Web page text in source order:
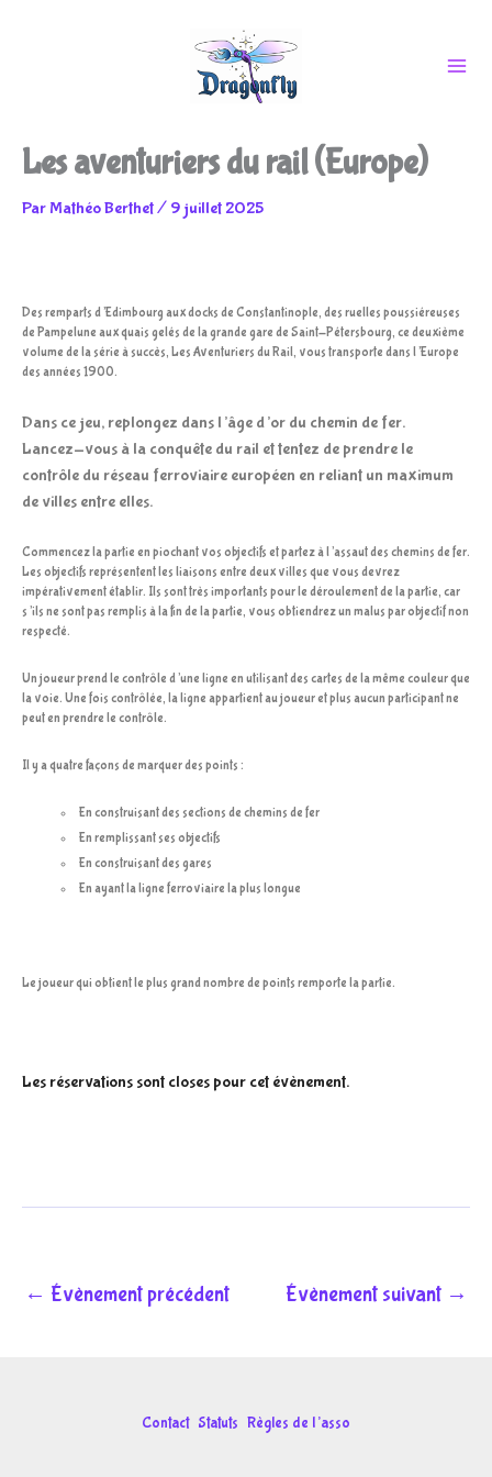
contenu
Les aventuriers du rail (Europe)
Par Mathéo Berthet/ 9 juillet 2025
Des remparts d’Edimbourg aux docks de Constantinople, des ruelles poussiéreuses
de Pampelune aux quais gelés de la grande gare de Saint-Pétersbourg, ce deuxième
volume de la série à succès, Les Aventuriers du Rail, vous transporte dans l’Europe
des années 1900.
Dans ce jeu, replongez dans l’âge d’or du chemin de fer.
Lancez-vous à la conquête du rail et tentez de prendre le
contrôle du réseau ferroviaire européen en reliant un maximum
de villes entre elles.
Commencez la partie en piochant vos objectifs et partez à l’assaut des chemins de fer.
Les objectifs représentent les liaisons entre deux villes que vous devrez
impérativement établir. Ils sont très importants pour le déroulement de la partie, car
s’ils ne sont pas remplis à la fin de la partie, vous obtiendrez un malus par objectif non
respecté.
Un joueur prend le contrôle d’une ligne en utilisant des cartes de la même couleur que
la voie. Une fois contrôlée, la ligne appartient au joueur et plus aucun participant ne
peut en prendre le contrôle.
Il y a quatre façons de marquer des points :
En construisant des sections de chemins de fer
En remplissant ses objectifs
En construisant des gares
En ayant la ligne ferroviaire la plus longue
Le joueur qui obtient le plus grand nombre de points remporte la partie.
Les réservations sont closes pour cet évènement.
← Évènement précédent Évènement suivant →
Contact Statuts Règles de l’asso